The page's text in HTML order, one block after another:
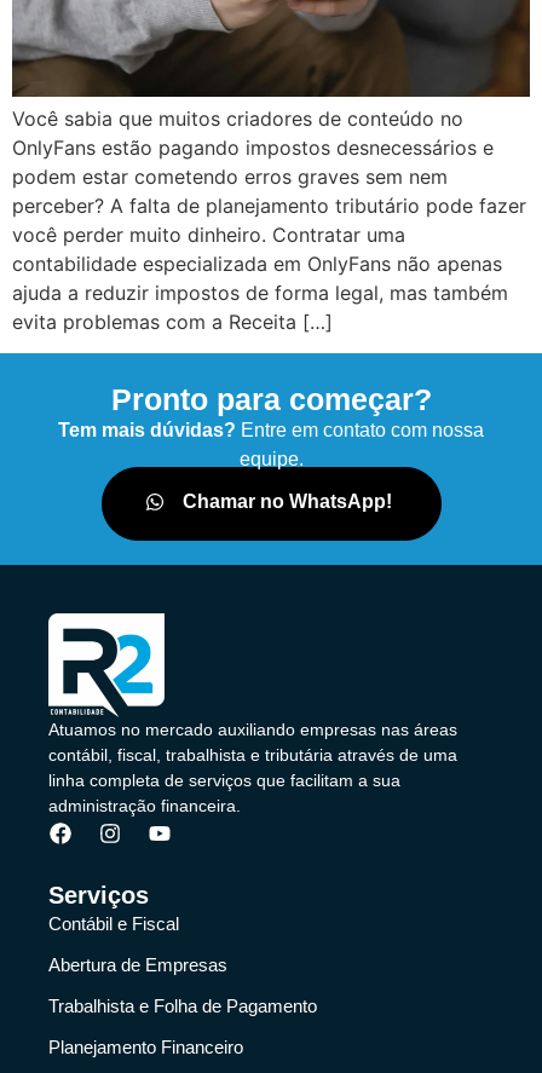
Você sabia que muitos criadores de conteúdo no
OnlyFans estão pagando impostos desnecessários e
podem estar cometendo erros graves sem nem
perceber? A falta de planejamento tributário pode fazer
você perder muito dinheiro. Contratar uma
contabilidade especializada em OnlyFans não apenas
ajuda a reduzir impostos de forma legal, mas também
evita problemas com a Receita […]
Pronto para começar?
Tem mais dúvidas? Entre em contato com nossa
equipe.
Chamar no WhatsApp!
Atuamos no mercado auxiliando empresas nas áreas
contábil, fiscal, trabalhista e tributária através de uma
linha completa de serviços que facilitam a sua
administração financeira.
Serviços
Contábil e Fiscal
Abertura de Empresas
Trabalhista e Folha de Pagamento
Planejamento Financeiro